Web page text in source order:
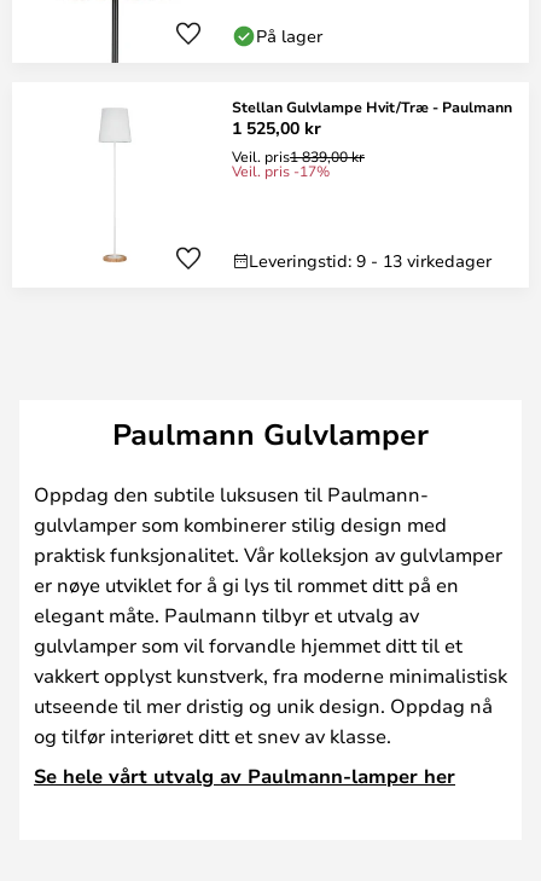
På lager
Stellan Gulvlampe Hvit/Træ - Paulmann
1 525,00 kr
Veil. pris1 839,00 kr
Veil. pris -17%
Leveringstid: 9 - 13 virkedager
Paulmann Gulvlamper
Oppdag den subtile luksusen til Paulmann-
gulvlamper som kombinerer stilig design med
praktisk funksjonalitet. Vår kolleksjon av gulvlamper
er nøye utviklet for å gi lys til rommet ditt på en
elegant måte. Paulmann tilbyr et utvalg av
gulvlamper som vil forvandle hjemmet ditt til et
vakkert opplyst kunstverk, fra moderne minimalistisk
utseende til mer dristig og unik design. Oppdag nå
og tilfør interiøret ditt et snev av klasse.
Se hele vårt utvalg av Paulmann-lamper her